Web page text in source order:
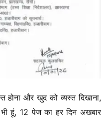
होना और खुद को व्यस्त दिखाना,
हूं, 12 पेज का हर दिन अखबार